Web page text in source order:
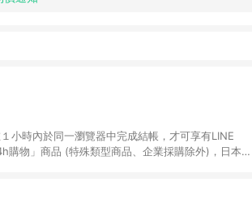
小時內於同一瀏覽器中完成結帳，才可享有LINE
物」商品 (特殊類型商品、企業採購除外)，日本代
、奶粉/副食品、電腦軟體、InComm儲值點數、點